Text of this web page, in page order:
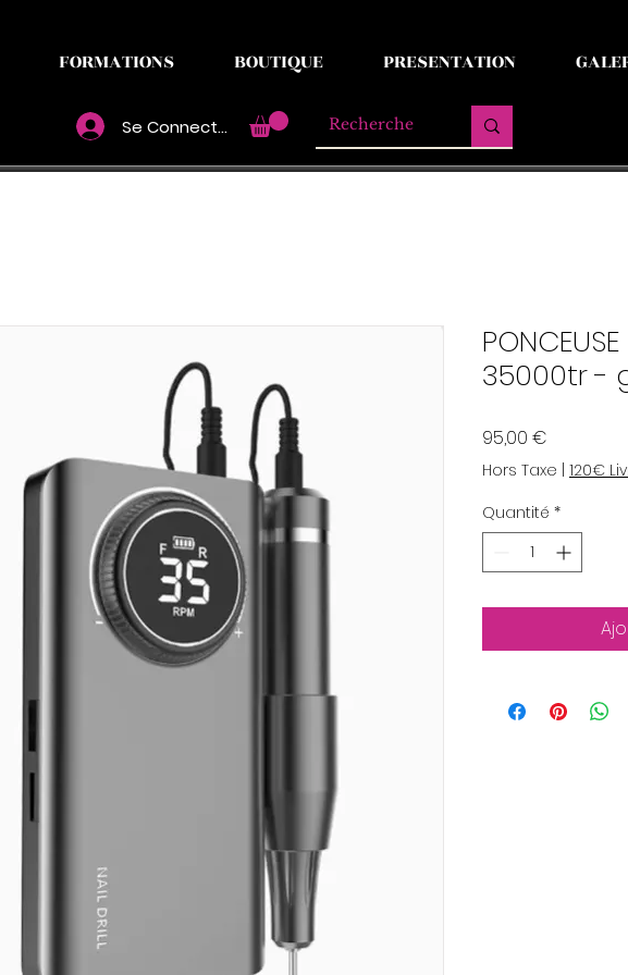
FORMATIONS BOUTIQUE PRESENTATION
Se Connecter
35000tr -
95,00 €
Hors Taxe 120€
Quantité *